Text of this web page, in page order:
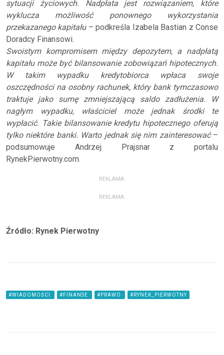
sytuacji życiowych. Nadpłata jest rozwiązaniem, które
wyklucza możliwość ponownego wykorzystania
przekazanego kapitału – podkreśla Izabela Bastian z Conse
Doradcy Finansowi.
Swoistym kompromisem między depozytem, a nadpłatą
kapitału może być bilansowanie zobowiązań hipotecznych.
W takim wypadku kredytobiorca wpłaca swoje
oszczędności na osobny rachunek, który bank tymczasowo
traktuje jako sumę zmniejszającą saldo zadłużenia. W
nagłym wypadku, właściciel może jednak środki te
wypłacić. Takie bilansowanie kredytu hipotecznego oferują
tylko niektóre banki. Warto jednak się nim zainteresować –
podsumowuje Andrzej Prajsnar z portalu
RynekPierwotny.com.
REKLAMA:
REKLAMA:
Źródło: Rynek Pierwotny
#WIADOMOŚCI #FINANSE #PRAWO #RYNEK_PIERWOTNY